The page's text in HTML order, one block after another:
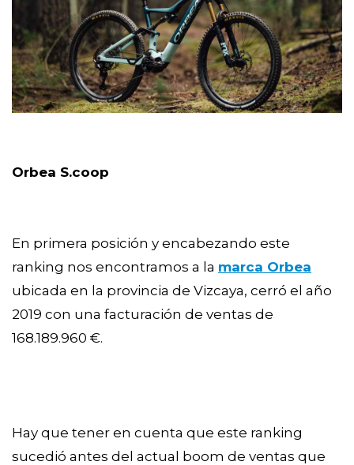
Orbea S.coop
En primera posición y encabezando este
ranking nos encontramos a la marca Orbea
ubicada en la provincia de Vizcaya, cerró el año
2019 con una facturación de ventas de
168.189.960 €.
Hay que tener en cuenta que este ranking
sucedió antes del actual boom de ventas que